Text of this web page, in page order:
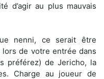
d’agir au plus mauvais
nenni, ce serait être
de votre entrée dans
préférez) de Jericho, la
Charge au joueur de